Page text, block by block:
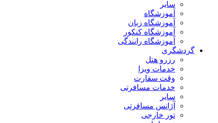
آموزشگاه
آموزشگاه زبان
آموزشگاه کنکور
آموزشگاه رانندگی
رزرو هتل
خدمات ویزا
وقت سفارت
خدمات مسافرتی
آژانس مسافرتی
تور خارجی